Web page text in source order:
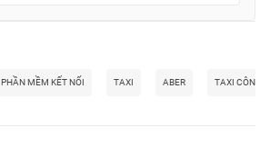
PHẦN MỀM KẾT NỐI TAXI ABER TAXI CÔNG